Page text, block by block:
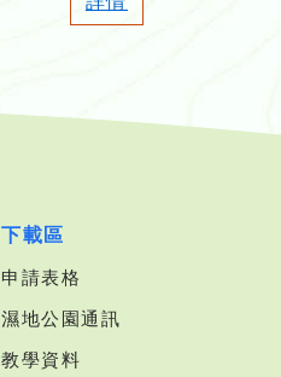
下載區
申請表格
濕地公園通訊
教學資料